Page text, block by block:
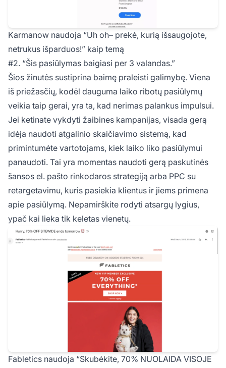
Karmanow naudoja “Uh oh– prekė, kurią išsaugojote,
netrukus išparduos!” kaip temą
#2. “Šis pasiūlymas baigiasi per 3 valandas.”
Šios žinutės sustiprina baimę praleisti galimybę. Viena
iš priežasčių, kodėl dauguma laiko ribotų pasiūlymų
veikia taip gerai, yra ta, kad nerimas palankus impulsui.
Jei ketinate vykdyti žaibines kampanijas, visada gerą
idėja naudoti atgalinio skaičiavimo sistemą, kad
primintumėte vartotojams, kiek laiko liko pasiūlymui
panaudoti. Tai yra momentas naudoti gerą paskutinės
šansos el. pašto rinkodaros strategiją arba PPC su
retargetavimu, kuris pasiekia klientus ir jiems primena
apie pasiūlymą. Nepamirškite rodyti atsargų lygius,
ypač kai lieka tik keletas vienetų.
Fabletics naudoja “Skubėkite, 70% NUOLAIDA VISOJE